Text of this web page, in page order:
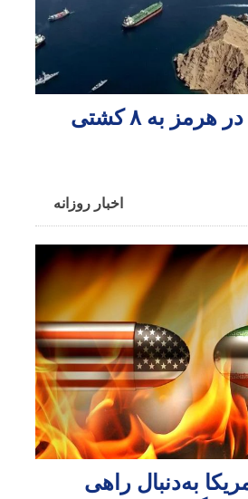
سقوط تردد در هرمز به ۸ کشتی
اخبار روزانه
به‌دنبال راهی